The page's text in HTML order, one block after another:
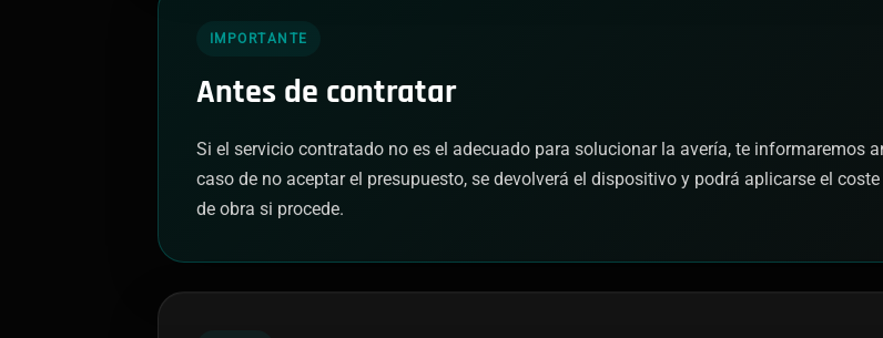
IMPORTANTE
Antes de contratar
Si el servicio contratado no es el adecuado para solucionar la avería, te informaremos
caso de no aceptar el presupuesto, se devolverá el dispositivo y podrá aplicarse el
de obra si procede.